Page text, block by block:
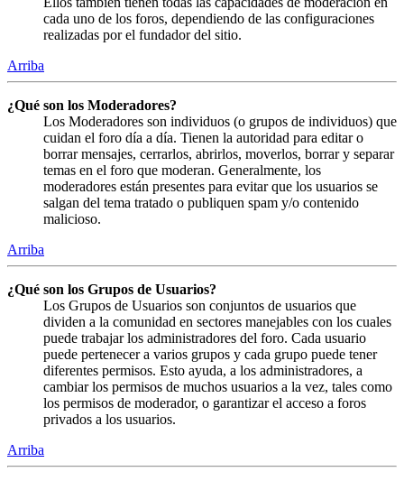
cada uno de los foros, dependiendo de las configuraciones
realizadas por el fundador del sitio.
Arriba
¿Qué son los Moderadores?
Los Moderadores son individuos (o grupos de individuos) que
cuidan el foro día a día. Tienen la autoridad para editar o
borrar mensajes, cerrarlos, abrirlos, moverlos, borrar y separar
temas en el foro que moderan. Generalmente, los
moderadores están presentes para evitar que los usuarios se
salgan del tema tratado o publiquen spam y/o contenido
malicioso.
Arriba
¿Qué son los Grupos de Usuarios?
Los Grupos de Usuarios son conjuntos de usuarios que
dividen a la comunidad en sectores manejables con los cuales
puede trabajar los administradores del foro. Cada usuario
puede pertenecer a varios grupos y cada grupo puede tener
diferentes permisos. Esto ayuda, a los administradores, a
cambiar los permisos de muchos usuarios a la vez, tales como
los permisos de moderador, o garantizar el acceso a foros
privados a los usuarios.
Arriba